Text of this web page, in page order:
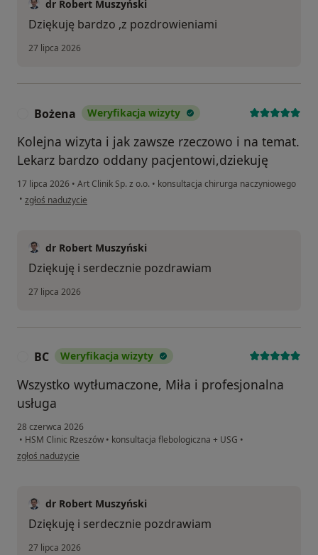
dr Robert Muszyński
Dziękuję bardzo ,z pozdrowieniami
27 lipca 2026
Bożena Weryfikacja wizyty
Kolejna wizyta i jak zawsze rzeczowo i na temat.
Lekarz bardzo oddany pacjentowi,dziekuję
17 lipca 2026 • Art Clinik Sp. z o.o. • konsultacja chirurga naczyniowego
• w opinii użytkownika Bożena
zgłoś nadużycie
dr Robert Muszyński
Dziękuję i serdecznie pozdrawiam
27 lipca 2026
BC Weryfikacja wizyty
Wszystko wytłumaczone, Miła i profesjonalna
usługa
28 czerwca 2026
• HSM Clinic Rzeszów • konsultacja flebologiczna + USG •
w opinii użytkownika BC
zgłoś nadużycie
dr Robert Muszyński
Dziękuję i serdecznie pozdrawiam
27 lipca 2026